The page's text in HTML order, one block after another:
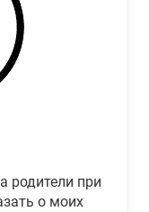
родители при
о моих